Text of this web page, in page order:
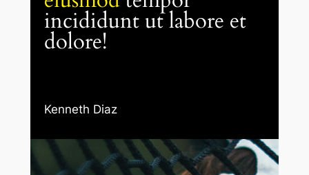
incididunt ut labore et
dolore!
Kenneth Diaz